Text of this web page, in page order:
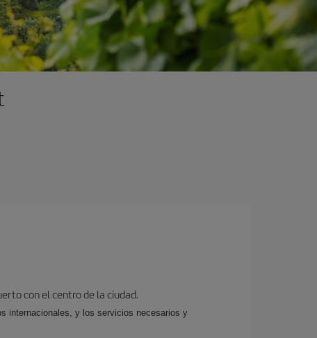
con el centro de la ciudad.
internacionales, y los servicios necesarios y